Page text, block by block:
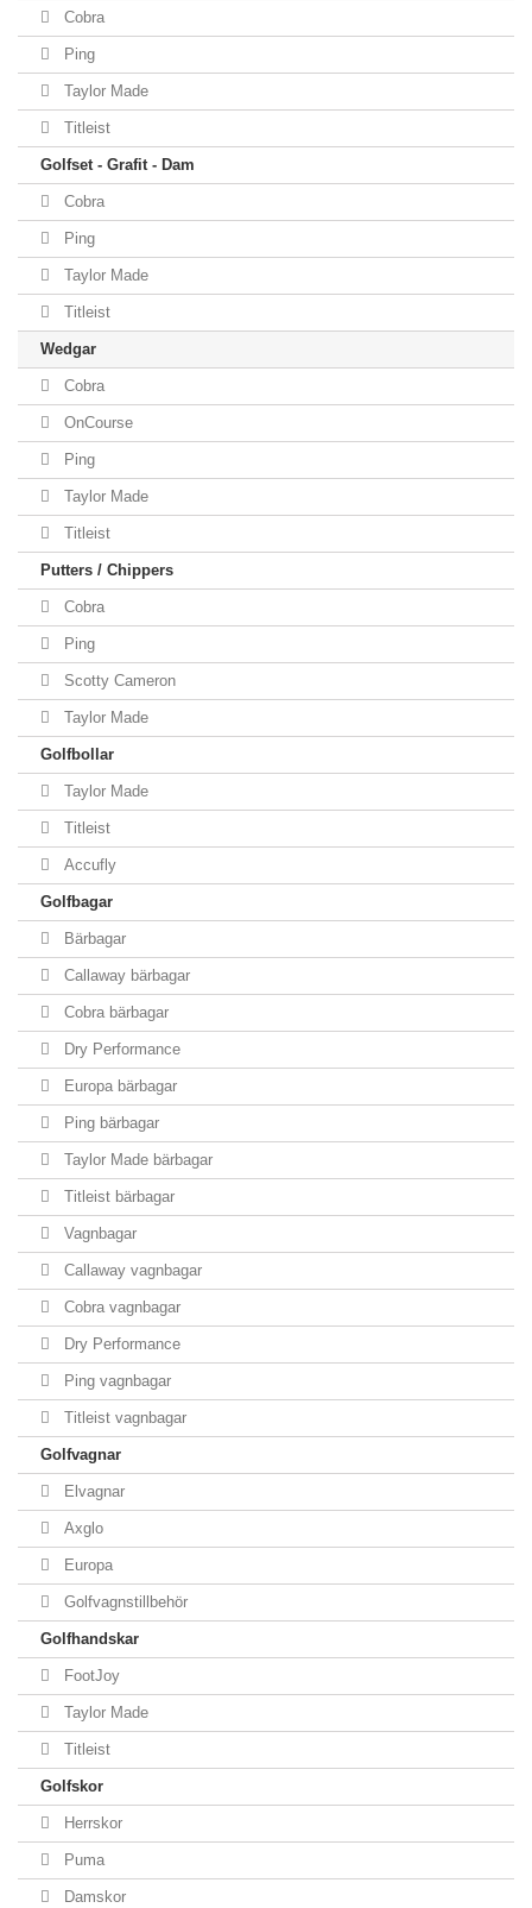
Cobra
Ping
Taylor Made
Titleist
Golfset - Grafit - Dam
Cobra
Ping
Taylor Made
Titleist
Wedgar
Cobra
OnCourse
Ping
Taylor Made
Titleist
Putters / Chippers
Cobra
Ping
Scotty Cameron
Taylor Made
Golfbollar
Taylor Made
Titleist
Accufly
Golfbagar
Bärbagar
Callaway bärbagar
Cobra bärbagar
Dry Performance
Europa bärbagar
Ping bärbagar
Taylor Made bärbagar
Titleist bärbagar
Vagnbagar
Callaway vagnbagar
Cobra vagnbagar
Dry Performance
Ping vagnbagar
Titleist vagnbagar
Golfvagnar
Elvagnar
Axglo
Europa
Golfvagnstillbehör
Golfhandskar
FootJoy
Taylor Made
Titleist
Golfskor
Herrskor
Puma
Damskor